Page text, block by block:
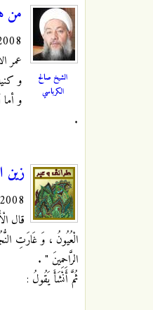
الشيخ صالح
الكرباسي
من
عمر
و
و
.
زين
22:10
قال
الْعُيُونُ ، وَ غَارَتِ
الرَّاحِمِينَ " .
ثُمَّ أَنْشَأَ يَقُولُ :